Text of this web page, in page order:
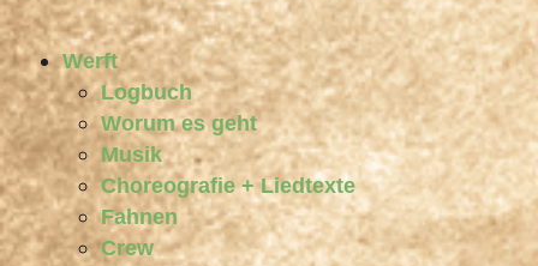
Werft
Logbuch
Worum es geht
Musik
Choreografie + Liedtexte
Fahnen
Crew